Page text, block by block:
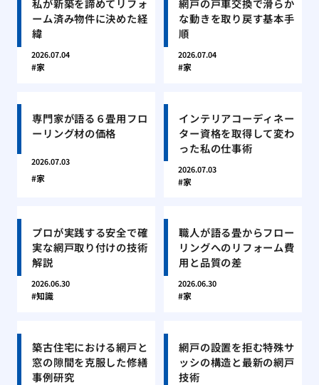
私が新築を諦めてリフォ
ーム済み物件に決めた経
緯
2026.07.04
家
網戸の戸車交換で滑らか
な動きを取り戻す基本手
順
2026.07.04
家
専門家が語る６畳用フロ
ーリング材の価格
2026.07.03
家
インテリアコーディネー
ター資格を取得して変わ
った私の仕事術
2026.07.03
家
プロが実践する安全で確
実な網戸取り付けの技術
解説
2026.06.30
知識
職人が語る畳からフロー
リングへのリフォーム費
用と品質の差
2026.06.30
家
築古住宅における網戸と
窓の隙間を克服した修繕
事例研究
網戸の設置を拒む特殊サ
ッシの構造と最新の網戸
技術